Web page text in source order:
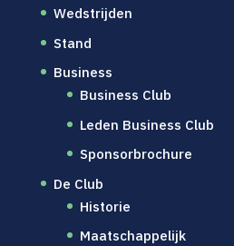
Wedstrijden
Stand
Business
Business Club
Leden Business Club
Sponsorbrochure
De Club
Historie
Maatschappelijk